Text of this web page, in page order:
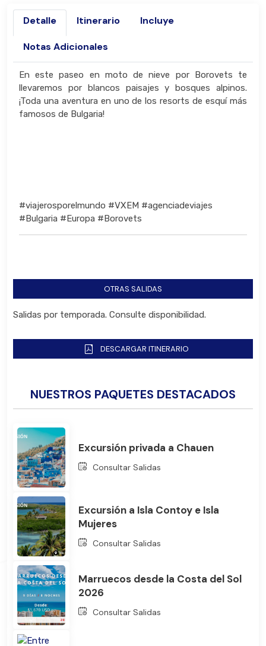
Detalle Itinerario Incluye
Notas Adicionales
En este paseo en moto de nieve por Borovets te
llevaremos por blancos paisajes y bosques alpinos.
¡Toda una aventura en uno de los resorts de esquí más
famosos de Bulgaria!
#viajerosporelmundo #VXEM #agenciadeviajes
#Bulgaria #Europa #Borovets
OTRAS SALIDAS
Salidas por temporada. Consulte disponibilidad.
DESCARGAR ITINERARIO
NUESTROS PAQUETES DESTACADOS
Excursión privada a Chauen
Consultar Salidas
Excursión a Isla Contoy e Isla
Mujeres
Consultar Salidas
Marruecos desde la Costa del Sol
2026
Consultar Salidas